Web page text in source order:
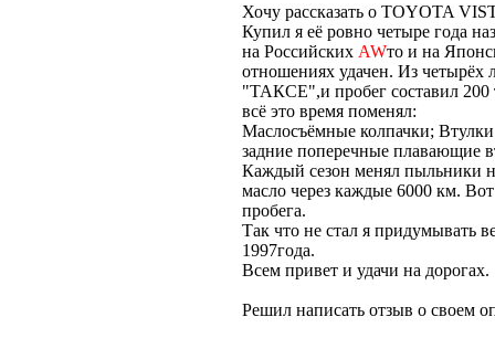
Хочу рассказать о TOYOTA
Купил я её ровно четыре года
на Российских AWто и на
отношениях удачен. Из четырёх
"ТАКСЕ",и пробег составил 200
всё это время поменял:
Маслосъёмные колпачки; Втулки
задние поперечные плавающие
Каждый сезон менял пыльники
масло через каждые 6000 км.
пробега.
Так что не стал я придумывать
1997года.
Всем привет и удачи на дорогах.
Решил написать отзыв о своем